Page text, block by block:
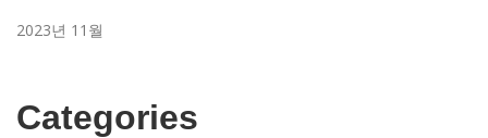
2023년 11월
Categories